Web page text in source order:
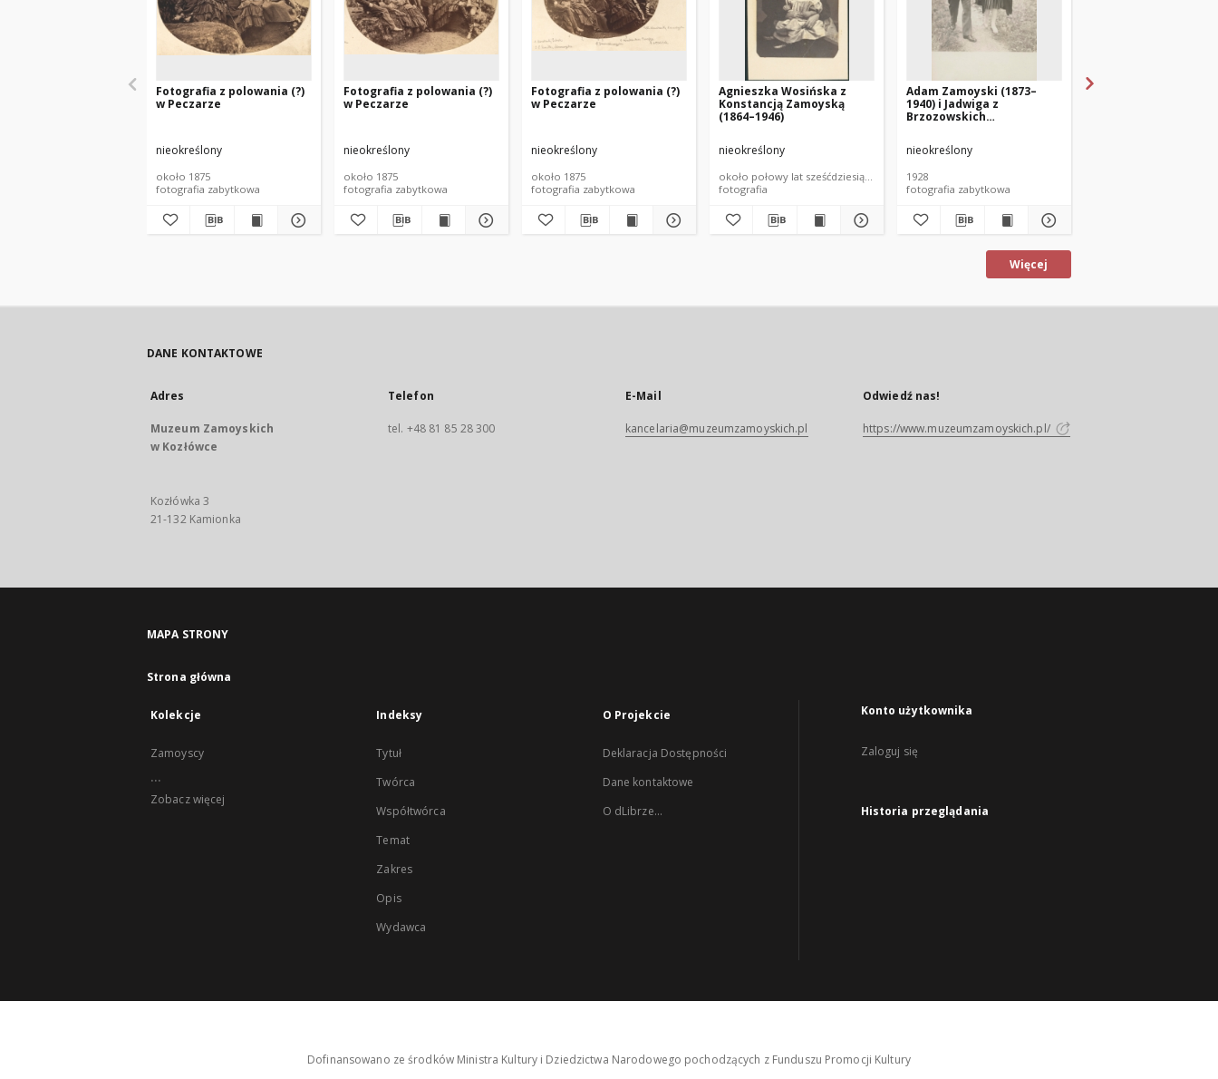
Fotografia z polowania (?)
w Peczarze
nieokreślony
około 1875
fotografia zabytkowa
Fotografia z polowania (?)
w Peczarze
nieokreślony
około 1875
fotografia zabytkowa
Fotografia z polowania (?)
w Peczarze
nieokreślony
około 1875
fotografia zabytkowa
Agnieszka Wosińska z
Konstancją Zamoyską
(1864–1946)
nieokreślony
około połowy lat sześćdziesiątych XIX wieku
fotografia
Adam Zamoyski (1873–
1940) i Jadwiga z
Brzozowskich
(1908–1998)
nieokreślony
1928
fotografia zabytkowa
Więcej
DANE KONTAKTOWE
Adres
Muzeum Zamoyskich
w Kozłówce
Kozłówka 3
21-132 Kamionka
Telefon
tel. +48 81 85 28 300
E-Mail
kancelaria@muzeumzamoyskich.pl
Odwiedź nas!
https://www.muzeumzamoyskich.pl/
MAPA STRONY
Strona główna
Kolekcje
Zamoyscy
...
Zobacz więcej
Indeksy
Tytuł
Twórca
Współtwórca
Temat
Zakres
Opis
Wydawca
O Projekcie
Deklaracja Dostępności
Dane kontaktowe
O dLibrze...
Konto użytkownika
Zaloguj się
Historia przeglądania
Dofinansowano ze środków Ministra Kultury i Dziedzictwa Narodowego pochodzących z Funduszu Promocji Kultury